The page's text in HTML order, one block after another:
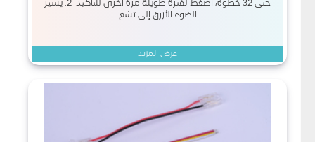
حتى 32 خطوة، اضغط لفترة طويلة مرة أخرى للتأكيد. 2. يشير
الضوء الأزرق إلى تشغ
عرض المزيد